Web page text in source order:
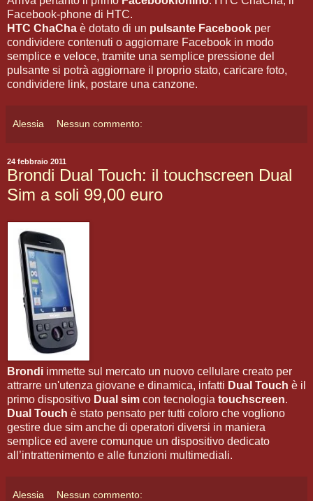
Facebook-phone di HTC.
HTC ChaCha è dotato di un pulsante Facebook per
condividere contenuti o aggiornare Facebook in modo
semplice e veloce, tramite una semplice pressione del
pulsante si potrà aggiornare il proprio stato, caricare foto,
condividere link, postare una canzone.
Alessia Nessun commento:
24 febbraio 2011
Brondi Dual Touch: il touchscreen Dual
Sim a soli 99,00 euro
Brondi immette sul mercato un nuovo cellulare creato per
attrarre un'utenza giovane e dinamica, infatti Dual Touch è il
primo dispositivo Dual sim con tecnologia touchscreen.
Dual Touch è stato pensato per tutti coloro che vogliono
gestire due sim anche di operatori diversi in maniera
semplice ed avere comunque un dispositivo dedicato
all’intrattenimento e alle funzioni multimediali.
Alessia Nessun commento: